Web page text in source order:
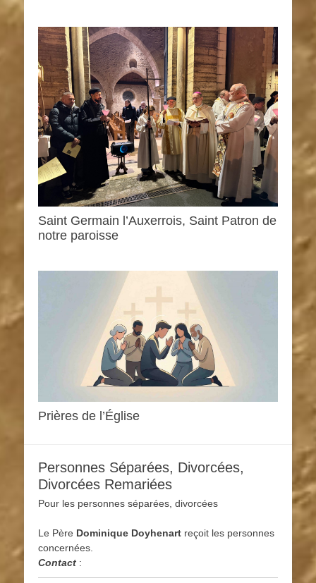
Saint Germain l’Auxerrois, Saint Patron de
notre paroisse
Prières de l’Église
Personnes Séparées, Divorcées,
Divorcées Remariées
Pour les personnes séparées, divorcées
Le Père Dominique Doyhenart reçoit les personnes
concernées.
Contact :